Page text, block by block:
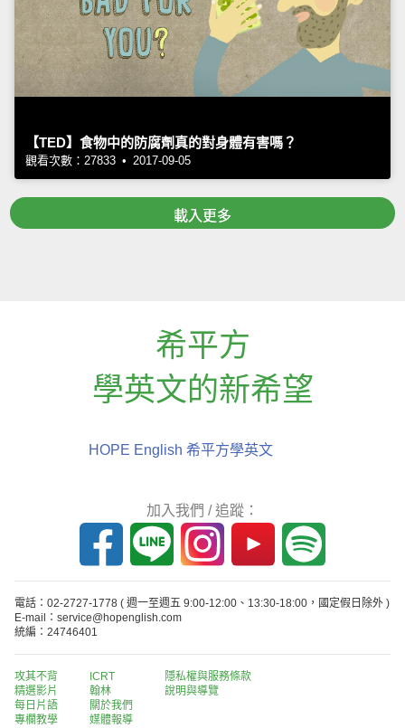
【TED】食物中的防腐劑真的對身體有害嗎？
觀看次數：27833 • 2017-09-05
載入更多
希平方
學英文的新希望
HOPE English 希平方學英文
加入我們 / 追蹤：
電話：02-2727-1778 ( 週一至週五 9:00-12:00、13:30-18:00，國定假日除外 )
E-mail：service@hopenglish.com
統編：24746401
攻其不背
精選影片
每日片語
專欄教學
ICRT
翰林
關於我們
媒體報導
隱私權與服務條款
說明與導覽